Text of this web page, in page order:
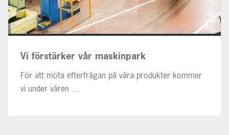
Vi förstärker vår maskinpark
För att möta efterfrågan på våra produkter kommer
vi under våren ...